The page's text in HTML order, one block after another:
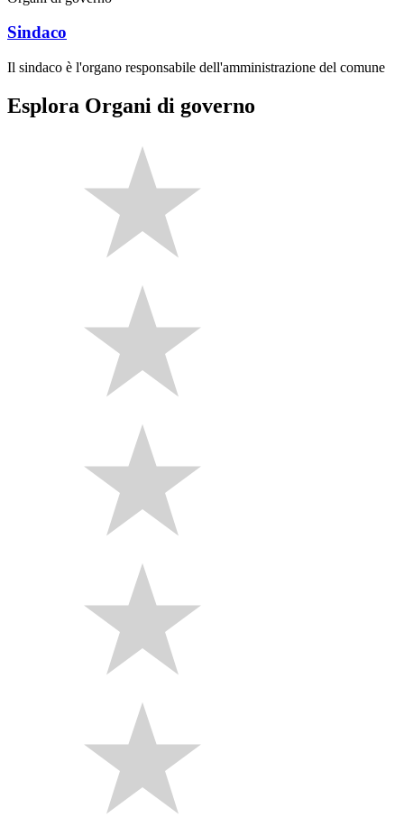
Sindaco
Il sindaco è l'organo responsabile dell'amministrazione del comune
Esplora Organi di governo